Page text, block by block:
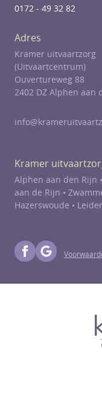
0172 - 49 32 82
Adres
Kramer uitvaartzorg
(Uitvaartcentrum)
Ouvertureweg 88
2402 DZ Alphen aan
Kramer
Alphen aan den Rijn •
aan de Rijn •
Hazerswoude •